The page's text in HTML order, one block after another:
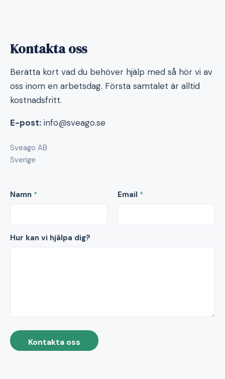
Kontakta oss
Berätta kort vad du behöver hjälp med så hör vi av
oss inom en arbetsdag. Första samtalet är alltid
kostnadsfritt.
E-post: info@sveago.se
Sveago AB
Sverige
Namn * Email *
Hur kan vi hjälpa dig?
Kontakta oss